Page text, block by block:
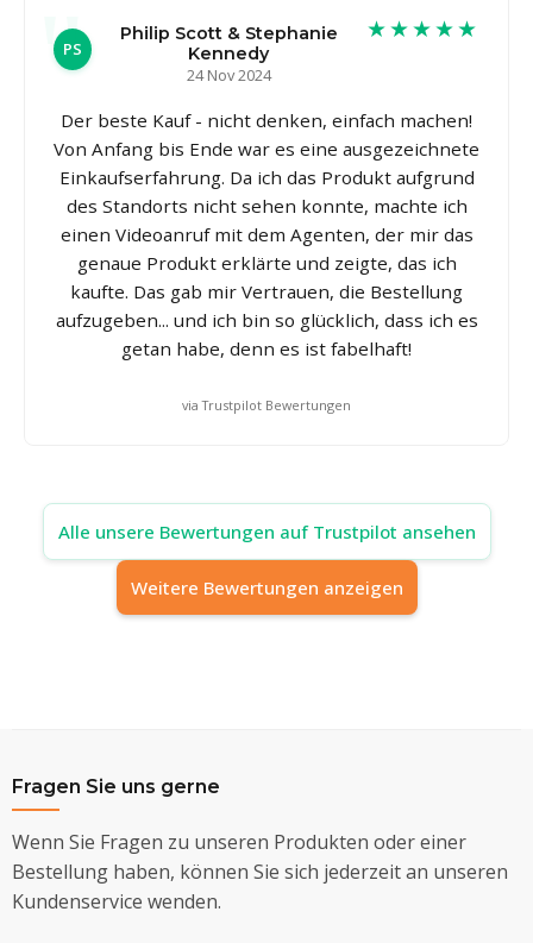
PS
Philip Scott & Stephanie
Kennedy
24 Nov 2024
★★★★★
Der beste Kauf - nicht denken, einfach machen!
Von Anfang bis Ende war es eine ausgezeichnete
Einkaufserfahrung. Da ich das Produkt aufgrund
des Standorts nicht sehen konnte, machte ich
einen Videoanruf mit dem Agenten, der mir das
genaue Produkt erklärte und zeigte, das ich
kaufte. Das gab mir Vertrauen, die Bestellung
aufzugeben... und ich bin so glücklich, dass ich es
getan habe, denn es ist fabelhaft!
via Trustpilot Bewertungen
Alle unsere Bewertungen auf Trustpilot ansehen
Weitere Bewertungen anzeigen
Fragen Sie uns gerne
Wenn Sie Fragen zu unseren Produkten oder einer
Bestellung haben, können Sie sich jederzeit an unseren
Kundenservice wenden.